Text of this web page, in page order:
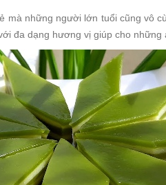
những người lớn tuổi cũng vô
đa dạng hương vị giúp cho